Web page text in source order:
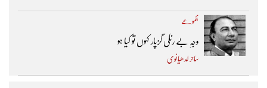
مجموعے
وجہِ بے رنگی گزپار کہوں تو کیا ہو
ساحر لدھیانوی